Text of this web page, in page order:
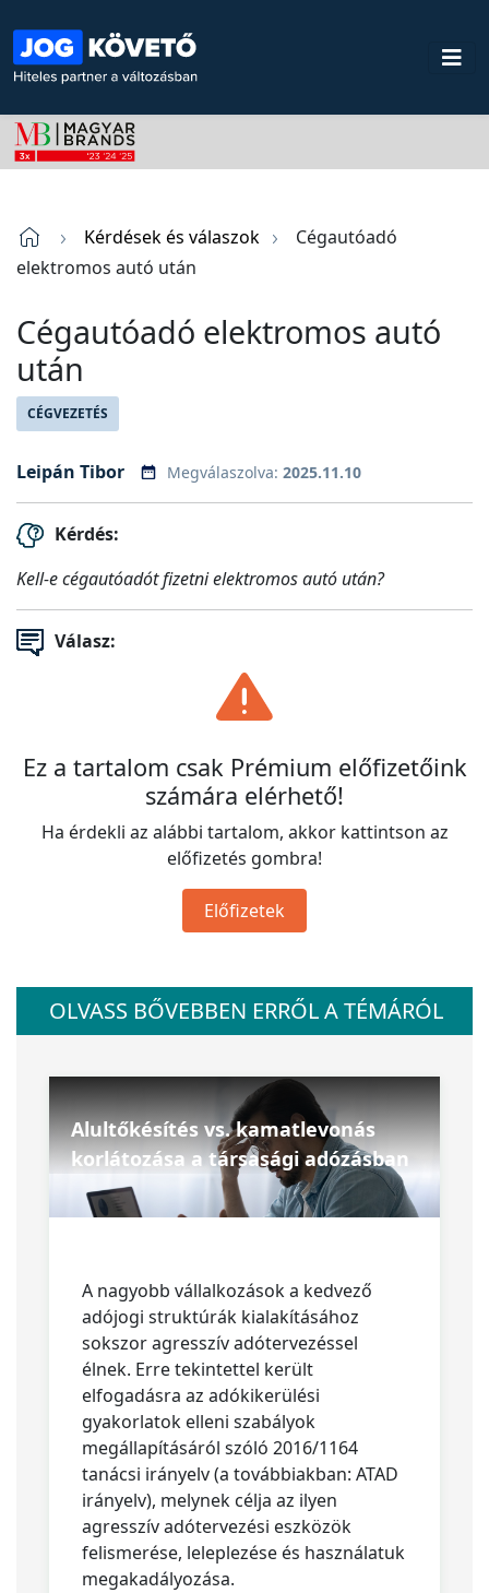
Kérdések és válaszok
Cégautóadó
elektromos autó után
Cégautóadó elektromos autó
után
CÉGVEZETÉS
Leipán Tibor Megválaszolva: 2025.11.10
Kérdés:
Kell-e cégautóadót fizetni elektromos autó után?
Válasz:
Ez a tartalom csak Prémium előfizetőink
számára elérhető!
Ha érdekli az alábbi tartalom, akkor kattintson az
előfizetés gombra!
Előfizetek
OLVASS BŐVEBBEN ERRŐL A TÉMÁRÓL
Alultőkésítés vs. kamatlevonás
korlátozása a társasági adózásban
A nagyobb vállalkozások a kedvező
adójogi struktúrák kialakításához
sokszor agresszív adótervezéssel
élnek. Erre tekintettel került
elfogadásra az adókikerülési
gyakorlatok elleni szabályok
megállapításáról szóló 2016/1164
tanácsi irányelv (a továbbiakban: ATAD
irányelv), melynek célja az ilyen
agresszív adótervezési eszközök
felismerése, leleplezése és használatuk
megakadályozása.